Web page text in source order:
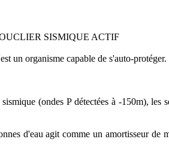
SISMIQUE ACTIF
un organisme capable de s'auto-protéger.
(ondes P détectées à -150m),
d'eau agit comme un amortisseur